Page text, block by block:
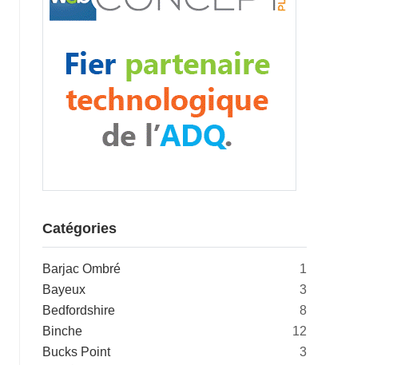
Catégories
Barjac Ombré
1
Bayeux
3
Bedfordshire
8
Binche
12
Bucks Point
3